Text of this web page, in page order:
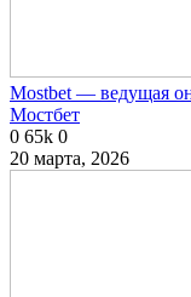
Mostbet — ведущая
Мостбет
0 65k 0
20 марта, 2026